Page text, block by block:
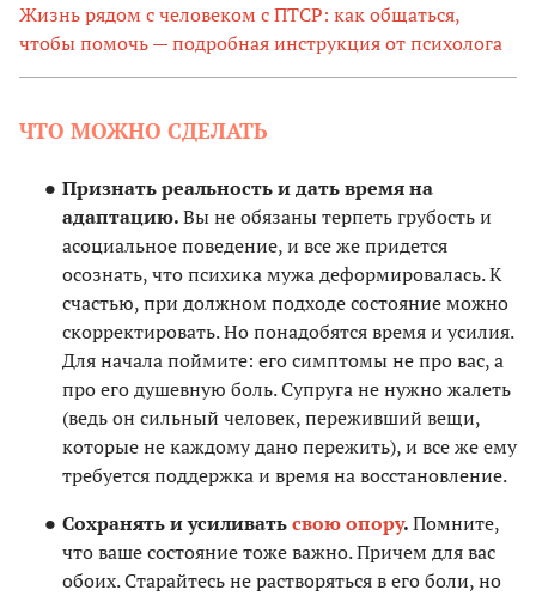
Жизнь рядом с человеком с ПТСР: как общаться,
чтобы помочь — подробная инструкция от психолога
ЧТО МОЖНО СДЕЛАТЬ
Признать реальность и дать время на
адаптацию.Вы не обязаны терпеть грубость и
асоциальное поведение, и все же придется
осознать, что психика мужа деформировалась. К
счастью, при должном подходе состояние можно
скорректировать. Но понадобятся время и усилия.
Для начала поймите: его симптомы не про вас, а
про его душевную боль. Супруга не нужно жалеть
(ведь он сильный человек, переживший вещи,
которые не каждому дано пережить), и все же ему
требуется поддержка и время на восстановление.
Сохранять и усиливатьсвою опору.Помните,
что ваше состояние тоже важно. Причем для вас
обоих. Старайтесь не растворяться в его боли, но